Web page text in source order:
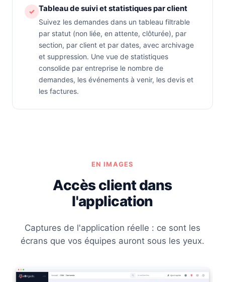
✓ Tableau de suivi et statistiques par client
Suivez les demandes dans un tableau filtrable
par statut (non liée, en attente, clôturée), par
section, par client et par dates, avec archivage
et suppression. Une vue de statistiques
consolide par entreprise le nombre de
demandes, les événements à venir, les devis et
les factures.
EN IMAGES
Accès client dans
l'application
Captures de l'application réelle : ce sont les
écrans que vos équipes auront sous les yeux.